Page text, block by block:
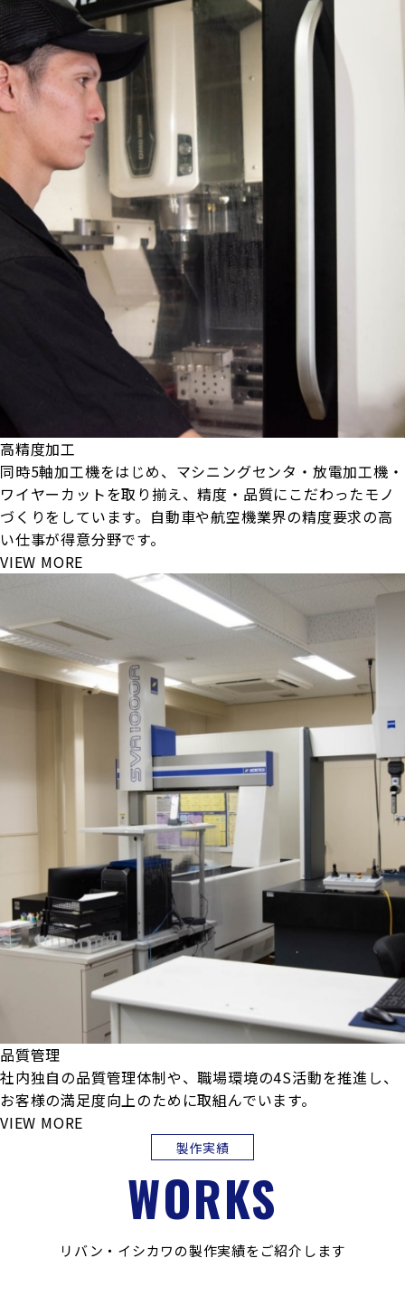
高精度加工
同時5軸加工機をはじめ、マシニングセンタ・放電加工機・
ワイヤーカットを取り揃え、精度・品質にこだわったモノ
づくりをしています。自動車や航空機業界の精度要求の高
い仕事が得意分野です。
VIEW MORE
品質管理
社内独自の品質管理体制や、職場環境の4S活動を推進し、
お客様の満足度向上のために取組んでいます。
VIEW MORE
製作実績
WORKS
リバン・イシカワの製作実績をご紹介します